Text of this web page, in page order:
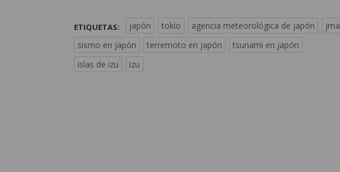
ETIQUETAS: japón tokio agencia meteorológica de japón
jma
sismo en japón
terremoto en japón
tsunami en japón
islas de izu
izu